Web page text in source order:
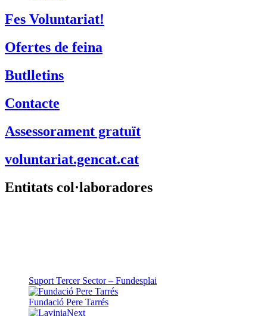
Fes Voluntariat!
Ofertes de feina
Butlletins
Contacte
Assessorament gratuït
voluntariat.gencat.cat
Entitats col·laboradores
Suport Tercer Sector – Fundesplai
Fundació Pere Tarrés